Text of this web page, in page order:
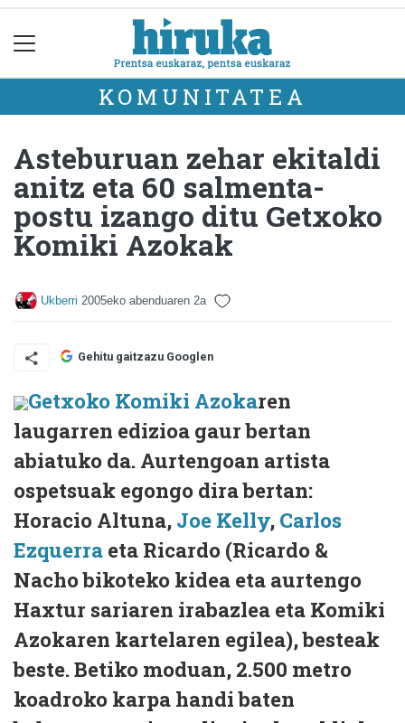
KOMUNITATEA
Asteburuan zehar ekitaldi
anitz eta 60 salmenta-
postu izango ditu Getxoko
Komiki Azokak
Ukberri 2005eko abenduaren 2a
Gehitu gaitzazu Googlen
Getxoko Komiki Azokaren
laugarren edizioa gaur bertan
abiatuko da. Aurtengoan artista
ospetsuak egongo dira bertan:
Horacio Altuna, Joe Kelly, Carlos
Ezquerra eta Ricardo (Ricardo &
Nacho bikoteko kidea eta aurtengo
Haxtur sariaren irabazlea eta Komiki
Azokaren kartelaren egilea), besteak
beste. Betiko moduan, 2.500 metro
koadroko karpa handi baten